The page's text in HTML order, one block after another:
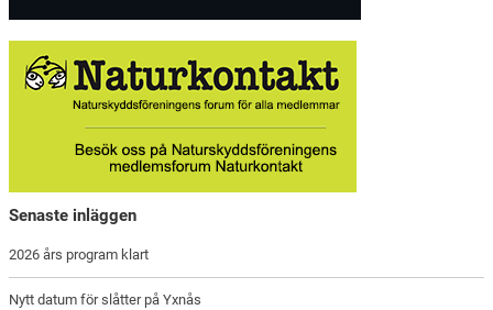
Senaste inläggen
2026 års program klart
Nytt datum för slåtter på Yxnås